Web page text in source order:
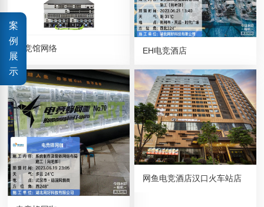
案
例
展
示
电竞馆网络 EH电竞酒店
网鱼电竞酒店汉口火车站店